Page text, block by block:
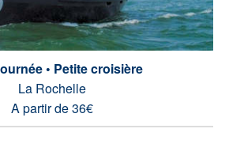
• Petite croisière
La Rochelle
A partir de 36€